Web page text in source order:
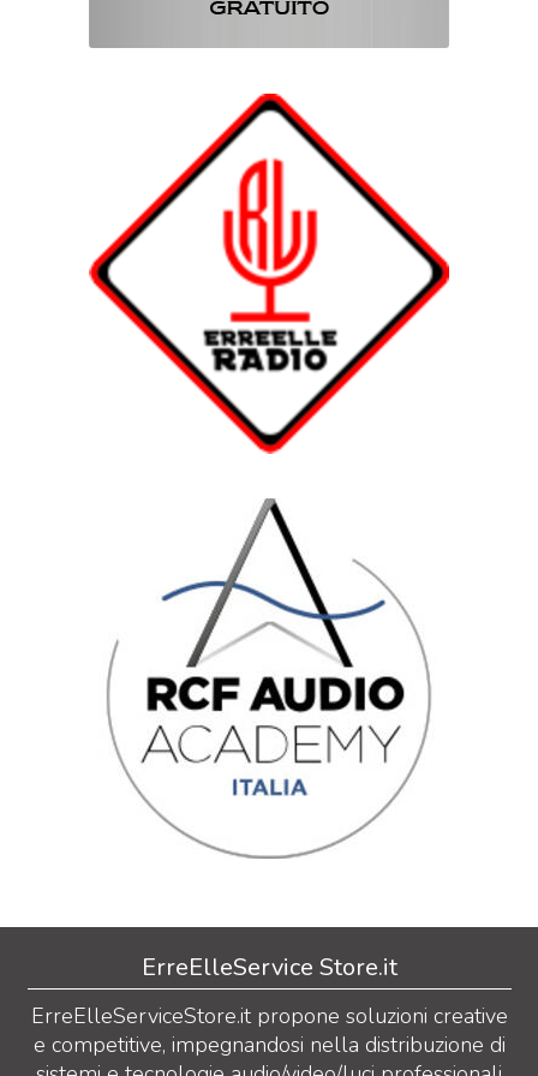
ErreElleService Store.it
ErreElleServiceStore.it propone soluzioni creative
e competitive, impegnandosi nella distribuzione di